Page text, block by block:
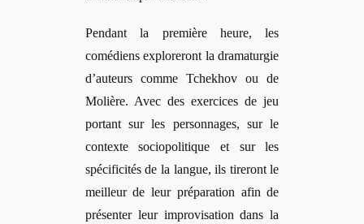
Pendant la première heure, les
comédiens exploreront la dramaturgie
d’auteurs comme Tchekhov ou de
Molière. Avec des exercices de jeu
portant sur les personnages, sur le
contexte sociopolitique et sur les
spécificités de la langue, ils tireront le
meilleur de leur préparation afin de
présenter leur improvisation dans la